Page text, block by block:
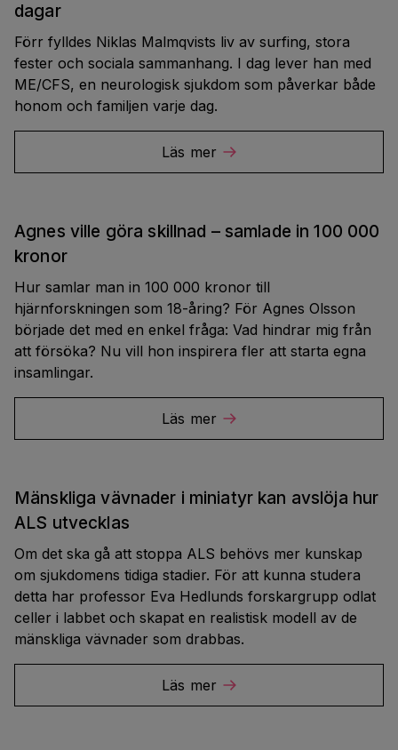
dagar
Förr fylldes Niklas Malmqvists liv av surfing, stora
fester och sociala sammanhang. I dag lever han med
ME/CFS, en neurologisk sjukdom som påverkar både
honom och familjen varje dag.
Läs mer
Agnes ville göra skillnad – samlade in 100 000
kronor
Hur samlar man in 100 000 kronor till
hjärnforskningen som 18-åring? För Agnes Olsson
började det med en enkel fråga: Vad hindrar mig från
att försöka? Nu vill hon inspirera fler att starta egna
insamlingar.
Läs mer
Mänskliga vävnader i miniatyr kan avslöja hur
ALS utvecklas
Om det ska gå att stoppa ALS behövs mer kunskap
om sjukdomens tidiga stadier. För att kunna studera
detta har professor Eva Hedlunds forskargrupp odlat
celler i labbet och skapat en realistisk modell av de
mänskliga vävnader som drabbas.
Läs mer